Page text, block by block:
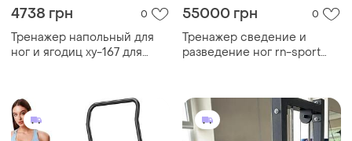
4738 грн 0
Тренажер напольный для
ног и ягодиц xy-167 для
многофункциональный
тренажер xy-167
55000 грн 0
Тренажер сведение и
разведение ног rn-sport